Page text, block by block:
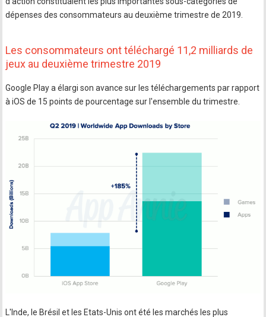
dépenses des consommateurs au deuxième trimestre de 2019.
Les consommateurs ont téléchargé 11,2 milliards de
jeux au deuxième trimestre 2019
Google Play a élargi son avance sur les téléchargements par rapport
à iOS de 15 points de pourcentage sur l'ensemble du trimestre.
L'Inde, le Brésil et les Etats-Unis ont été les marchés les plus